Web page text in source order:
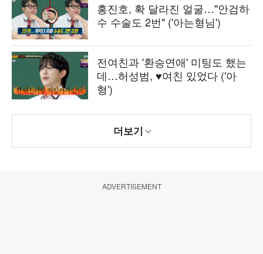
홍진호, 확 달라진 얼굴…"안검하
수 수술도 2번" ('아는형님')
전여친과 '환승연애' 미팅도 했는
데…허성범, ♥여친 있었다 ('아
형')
더보기
ADVERTISEMENT